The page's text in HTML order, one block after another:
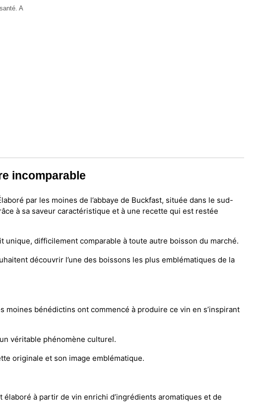
A
incomparable
par les moines de l’abbaye de Buckfast, située dans le sud-
à sa saveur caractéristique et à une recette qui est restée
unique, difficilement comparable à toute autre boisson du marché.
découvrir l’une des boissons les plus emblématiques de la
moines bénédictins ont commencé à produire ce vin en s’inspirant
véritable phénomène culturel.
originale et son image emblématique.
à partir de vin enrichi d’ingrédients aromatiques et de